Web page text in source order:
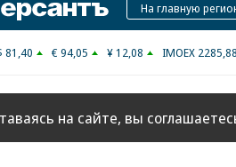
На главную
81,40 € 94,05 ¥ 12,08 IMOEX 2285,88
на сайте, вы